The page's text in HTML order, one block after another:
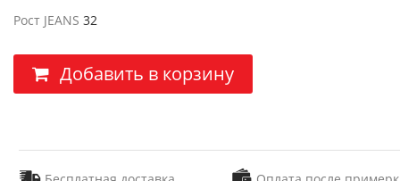
Рост JEANS 32
Добавить в корзину